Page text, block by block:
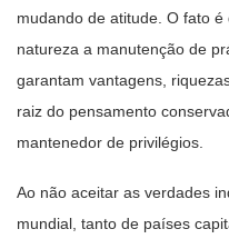
mudando de atitude. O fato
natureza a manutenção de
garantam vantagens,
raiz do pensamento
mantenedor de privilégios.
Ao não aceitar as verdades
mundial, tanto de países